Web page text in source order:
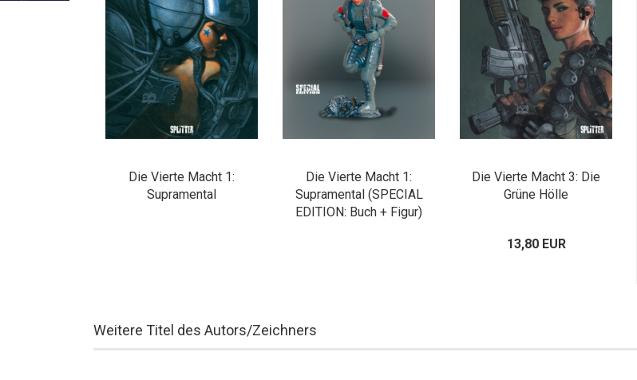
Die Vierte Macht 1:
Supramental
Die Vierte Macht 1:
Supramental (SPECIAL
EDITION: Buch + Figur)
Die Vierte Macht 3: Die
Grüne Hölle
13,80 EUR
Weitere Titel des Autors/Zeichners